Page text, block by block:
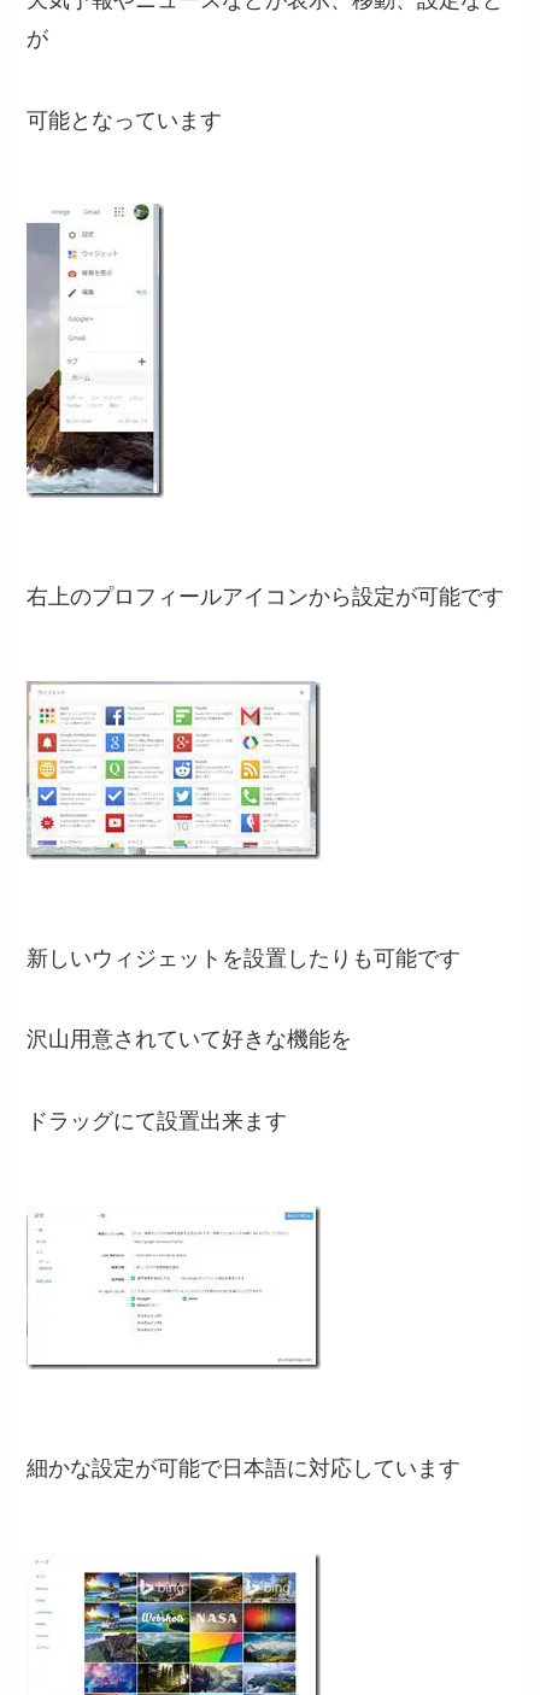
が
可能となっています
右上のプロフィールアイコンから設定が可能です
新しいウィジェットを設置したりも可能です
沢山用意されていて好きな機能を
ドラッグにて設置出来ます
細かな設定が可能で日本語に対応しています